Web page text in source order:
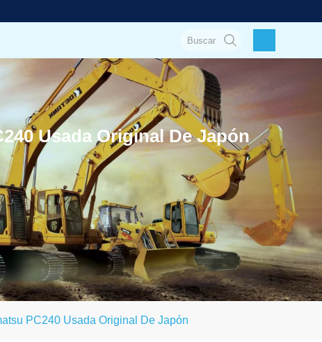
Usada Original De Japón
PC240 Usada Original De Japón